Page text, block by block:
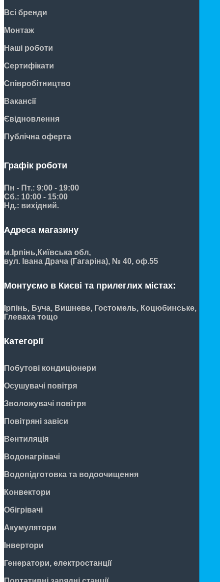
Всі бренди
Монтаж
Наші роботи
Сертифікати
Співробітництво
Вакансії
Євідновлення
Публічна оферта
Графік роботи
Пн - Пт.: 9:00 - 19:00
Сб.: 10:00 - 15:00
Нд.: вихідний.
Адреса магазину
м.Ірпінь,Київська обл,
вул. Івана Драча (Гагаріна), № 40, оф.55
Монтуємо в Києві та прилеглих містах:
Ірпінь, Буча, Вишневе, Гостомель, Коцюбинське,
Глеваха тощо
Категорії
Побутові кондиціонери
Осушувачі повітря
Зволожувачі повітря
Повітряні завіси
Вентиляція
Водонагрівачі
Водопідготовка та водоочищення
Конвектори
Обігрівачі
Акумулятори
Інвертори
Генератори, електростанції